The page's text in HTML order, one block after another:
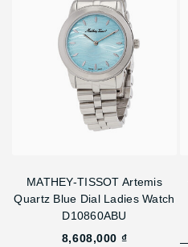
MATHEY-TISSOT Artemis
Quartz Blue Dial Ladies Watch
D10860ABU
8,608,000 ₫